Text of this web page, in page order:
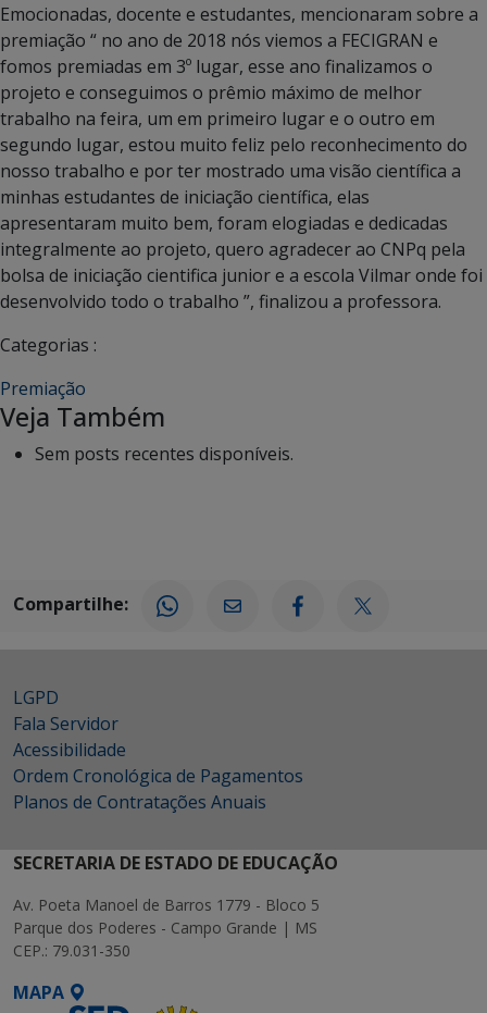
Emocionadas, docente e estudantes, mencionaram sobre a
premiação “ no ano de 2018 nós viemos a FECIGRAN e
fomos premiadas em 3º lugar, esse ano finalizamos o
projeto e conseguimos o prêmio máximo de melhor
trabalho na feira, um em primeiro lugar e o outro em
segundo lugar, estou muito feliz pelo reconhecimento do
nosso trabalho e por ter mostrado uma visão científica a
minhas estudantes de iniciação científica, elas
apresentaram muito bem, foram elogiadas e dedicadas
integralmente ao projeto, quero agradecer ao CNPq pela
bolsa de iniciação cientifica junior e a escola Vilmar onde foi
desenvolvido todo o trabalho ”, finalizou a professora.
Categorias :
Premiação
Veja Também
Sem posts recentes disponíveis.
Compartilhe:
LGPD
Fala Servidor
Acessibilidade
Ordem Cronológica de Pagamentos
Planos de Contratações Anuais
SECRETARIA DE ESTADO DE EDUCAÇÃO
Av. Poeta Manoel de Barros 1779 - Bloco 5
Parque dos Poderes - Campo Grande | MS
CEP.: 79.031-350
MAPA